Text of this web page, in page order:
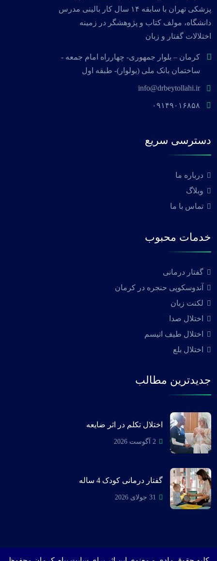
پزشکی تهران با سابقه ۱۴ سال کار بالینی مدرس
دانشگاه، مولف کتاب و پژوهشگر در زمینه
اختلالات گفتار و زبان
کرمان – بلوار جمهوری- چهارراه امام جمعه -
ساختمان بانک ملی (بولوار)- طبقه اول
info@drbeytollahi.ir
۰۹۱۴۹۰۱۶۸۵۸
دسترسی سریع
درباره ما
وبلاگ
تماس با ما
خدمات محبوب
گفتار درمانی
آندوسکوپی حنجره در کرمان
لکنت زبان
اختلال صدا
اختلال طیف اتیسم
اختلال بلع
جدیدترین مطالب
اختلال تکلم در اثر ضایعه
2 آگوست 2026
گفتار درمانی کودک 4 ساله
31 جولای 2026